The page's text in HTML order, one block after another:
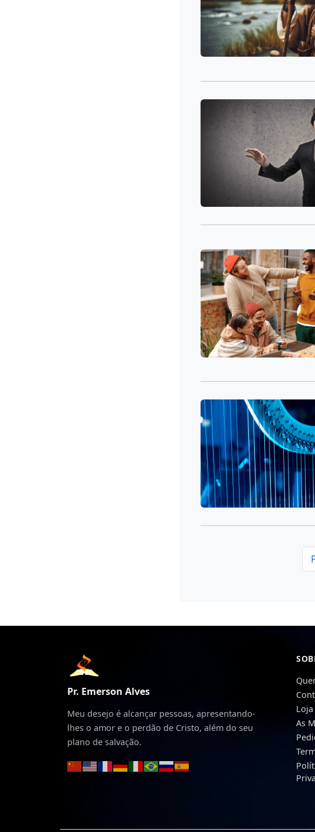
Pr. Emerson Alves
Meu desejo é alcançar pessoas, apresentando-
lhes o amor e o perdão de Cristo, além do seu
plano de salvação.
As